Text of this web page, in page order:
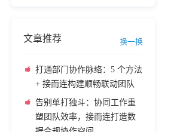
文章推荐 换一换
打通部门协作脉络：5 个方法
+ 接而连构建顺畅联动团队
告别单打独斗：协同工作重
塑团队效率，接而连打造数